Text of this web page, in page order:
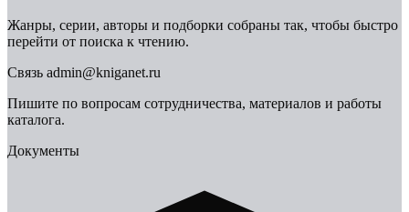
Жанры, серии, авторы и подборки собраны так, чтобы быстро
перейти от поиска к чтению.
Связь admin@kniganet.ru
Пишите по вопросам сотрудничества, материалов и работы
каталога.
Документы